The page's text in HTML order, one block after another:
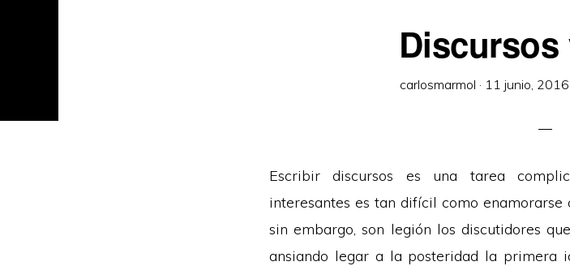
carlosmarmol · 11 junio, 2016
Escribir discursos es una tarea
interesantes es tan difícil como
sin embargo, son legión los discutidores
ansiando legar a la posteridad la primera